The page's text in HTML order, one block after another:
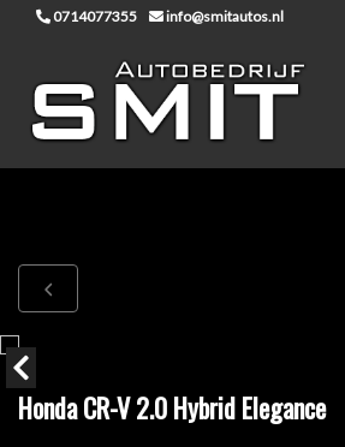
0714077355 info@smitautos.nl
Honda CR-V 2.0 Hybrid Elegance